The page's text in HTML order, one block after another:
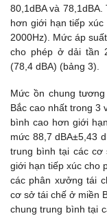
80,1dBA và
hơn giới hạn tiếp
2000Hz). Mức áp
cho phép ở dải tần
(78,4 dBA) (bảng 3).
Mức ồn chung
Bắc cao nhất trong 3
bình cao hơn giới
mức 88,7 dBA±5,43
trung bình tại các cơ
giới hạn tiếp xúc cho
các phân xưởng tái
cơ sở tái chế ở miền
chung trung bình tại